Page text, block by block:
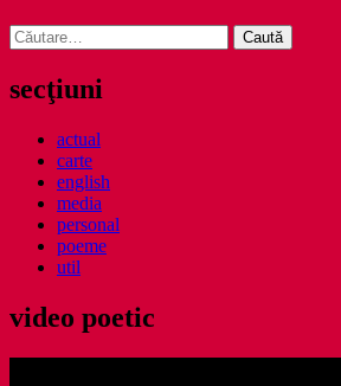
Caută
după:
secţiuni
actual
carte
english
media
personal
poeme
util
video poetic